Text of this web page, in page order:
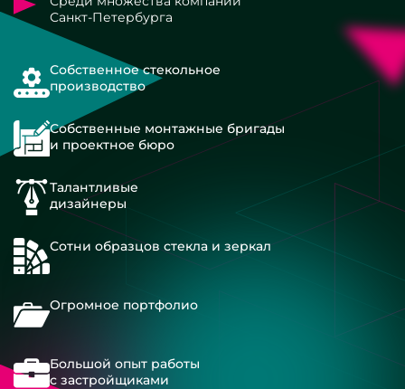
Санкт-Петербурга
Собственное стекольное
производство
Собственные монтажные бригады
и проектное бюро
Талантливые
дизайнеры
Сотни образцов стекла и зеркал
Огромное портфолио
Большой опыт работы
с застройщиками